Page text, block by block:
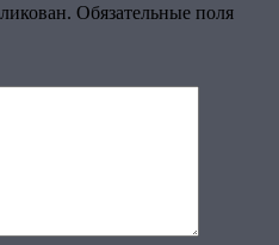
Обязательные поля